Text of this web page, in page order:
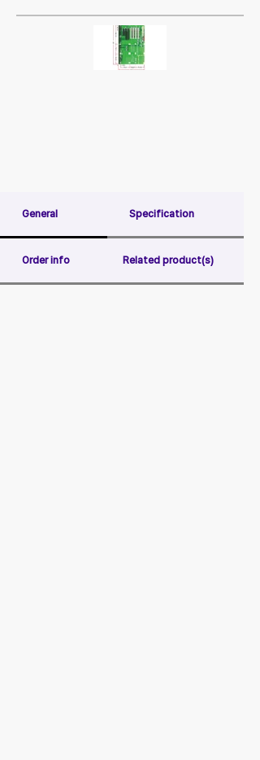
General Specification
Order info Related product(s)